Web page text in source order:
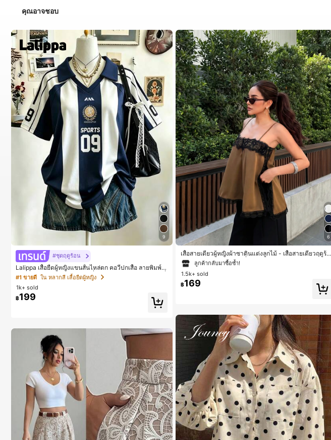
คุณอาจชอบ
9
#ชุดฤดูร้อน
Lalippa เสื้อยืดผู้หญิงแขนสั้นไหล่ตก คอวีปกเสื้อ ลายพิมพ์ดิ
จิทัลลายทาง สไตล์สปอร์ตแฟชั่นมินิมอล ของขวัญสำหรับเพื่
อน
#1 ขายดี ใน หลากสี เสื้อยืดผู้หญิง
1k+ sold
฿199
6
เสื้อสายเดี่ยวผู้หญิงผ้าซาตินแต่งลูกไม้ - เสื้อสายเดี่ยวฤดูร้อ
นสีคากีมีรอยผ่าด้านข้างที่น่าดึงดูดแบบสบายๆ
#1 ขายดี
ใน สีกากี เสื้อสตรี เสื้อเบลาส์ & Tee
ลูกค้ากลับมาซื้อซ้ำ!
#1 ขายดี ใน สีกากี เสื้อสตรี เสื้อเบลาส์ & Tee
ลูกค้ากลับมาซื้อซ้ำ!
#1 ขายดี ใน สีกากี เสื้อสตรี เสื้อเบลาส์ & Tee
ลูกค้ากลับมาซื้อซ้ำ!
#1 ขายดี
1.5k+ sold
฿169